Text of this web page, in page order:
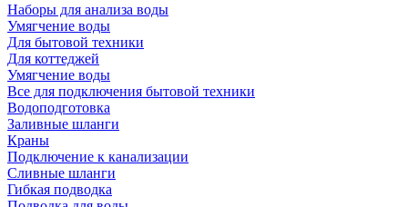
Наборы для анализа воды
Умягчение воды
Для бытовой техники
Для коттеджей
Умягчение воды
Все для подключения бытовой техники
Водоподготовка
Заливные шланги
Краны
Подключение к канализации
Сливные шланги
Гибкая подводка